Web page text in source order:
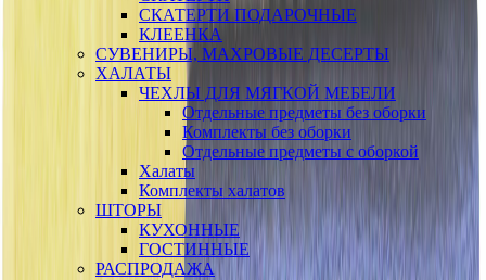
СКАТЕРТИ ПОДАРОЧНЫЕ
КЛЕЕНКА
СУВЕНИРЫ, МАХРОВЫЕ ДЕСЕРТЫ
ХАЛАТЫ
ЧЕХЛЫ ДЛЯ МЯГКОЙ МЕБЕЛИ
Отдельные предметы без оборки
Комплекты без оборки
Отдельные предметы с оборкой
Халаты
Комплекты халатов
ШТОРЫ
КУХОННЫЕ
ГОСТИННЫЕ
РАСПРОДАЖА